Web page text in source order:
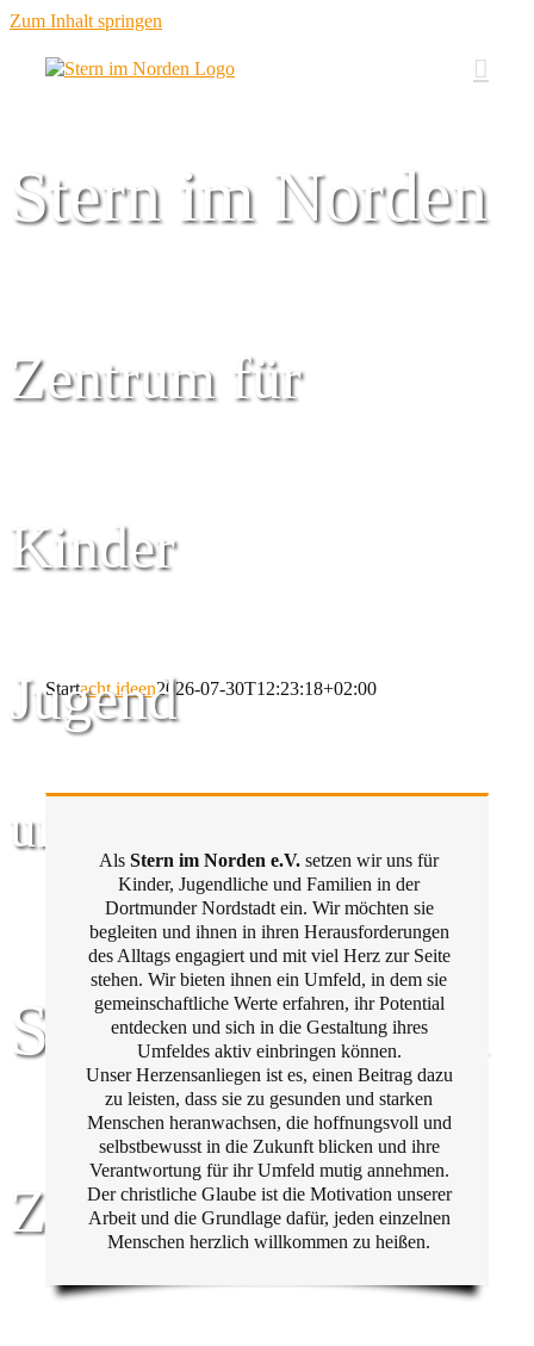
Zum Inhalt springen
Stern im Norden
Zentrum für
Kinder
Jugend
und Familie
Stern im Norden
Zentrum für
Startacht ideen2026-07-30T12:23:18+02:00
Als Stern im Norden e.V. setzen wir uns für
Kinder, Jugendliche und Familien in der
Dortmunder Nordstadt ein. Wir möchten sie
begleiten und ihnen in ihren Herausforderungen
des Alltags engagiert und mit viel Herz zur Seite
stehen. Wir bieten ihnen ein Umfeld, in dem sie
gemeinschaftliche Werte erfahren, ihr Potential
entdecken und sich in die Gestaltung ihres
Umfeldes aktiv einbringen können.
Unser Herzensanliegen ist es, einen Beitrag dazu
zu leisten, dass sie zu gesunden und starken
Menschen heranwachsen, die hoffnungsvoll und
selbstbewusst in die Zukunft blicken und ihre
Verantwortung für ihr Umfeld mutig annehmen.
Der christliche Glaube ist die Motivation unserer
Arbeit und die Grundlage dafür, jeden einzelnen
Menschen herzlich willkommen zu heißen.